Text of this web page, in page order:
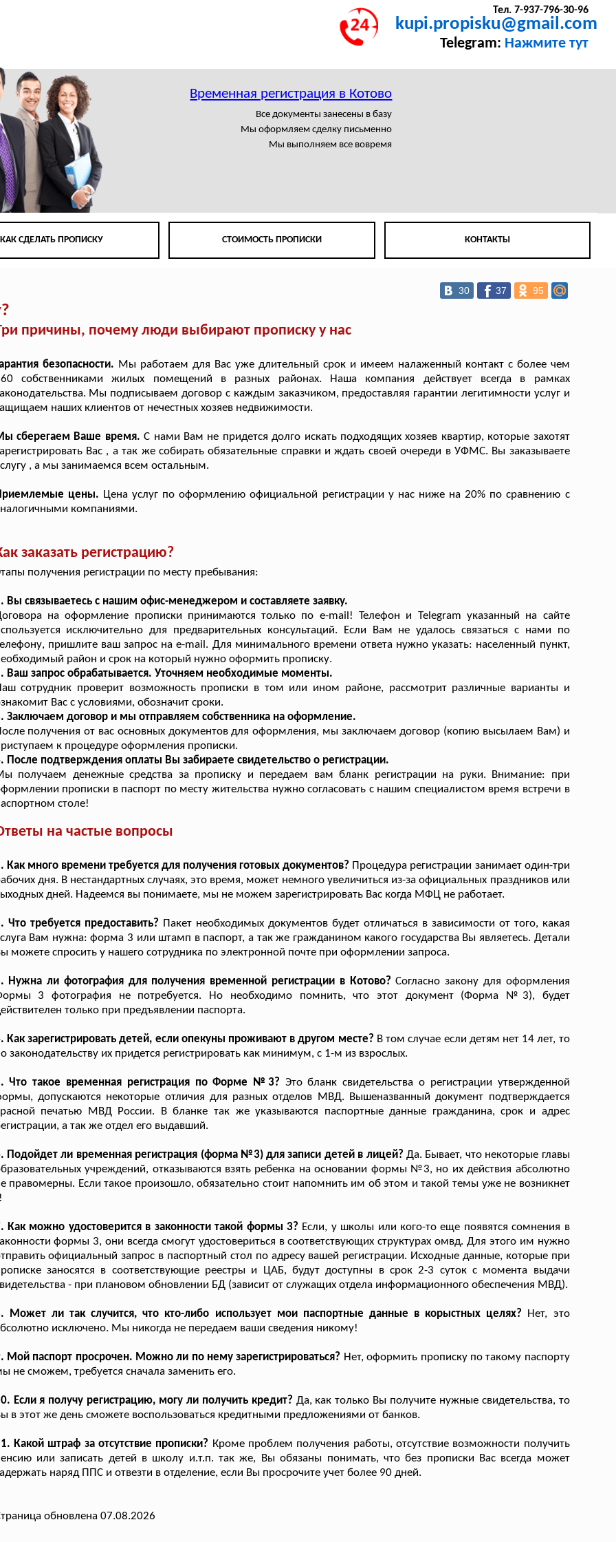
Тел. 7-937-796-30-96
kupi.propisku@gmail.com
Telegram: Нажмите тут
Временная регистрация в Котово
Все документы занесены в базу
Мы оформляем сделку письменно
Мы выполняем все вовремя
КАК СДЕЛАТЬ ПРОПИСКУ СТОИМОСТЬ ПРОПИСКИ КОНТАКТЫ
30 37 95
причины, почему люди выбирают прописку у нас
безопасности. Мы работаем для Вас уже длительный срок и имеем налаженный контакт с более чем
собственниками жилых помещений в разных районах. Наша компания действует всегда в рамках
Мы подписываем договор с каждым заказчиком, предоставляя гарантии легитимности услуг и
наших клиентов от нечестных хозяев недвижимости.
сберегаем Ваше время. С нами Вам не придется долго искать подходящих хозяев квартир, которые захотят
Вас , а так же собирать обязательные справки и ждать своей очереди в УФМС. Вы заказываете
, а мы занимаемся всем остальным.
цены. Цена услуг по оформлению официальной регистрации у нас ниже на 20% по сравнению с
компаниями.
заказать регистрацию?
получения регистрации по месту пребывания:
Вы связываетесь с нашим офис-менеджером и составляете заявку.
на оформление прописки принимаются только по e-mail! Телефон и Telegram указанный на сайте
исключительно для предварительных консультаций. Если Вам не удалось связаться с нами по
пришлите ваш запрос на e-mail. Для минимального времени ответа нужно указать: населенный пункт,
район и срок на который нужно оформить прописку.
Ваш запрос обрабатывается. Уточняем необходимые моменты.
сотрудник проверит возможность прописки в том или ином районе, рассмотрит различные варианты и
Вас с условиями, обозначит сроки.
Заключаем договор и мы отправляем собственника на оформление.
получения от вас основных документов для оформления, мы заключаем договор (копию высылаем Вам) и
к процедуре оформления прописки.
После подтверждения оплаты Вы забираете свидетельство о регистрации.
получаем денежные средства за прописку и передаем вам бланк регистрации на руки. Внимание: при
прописки в паспорт по месту жительства нужно согласовать с нашим специалистом время встречи в
столе!
на частые вопросы
Как много времени требуется для получения готовых документов? Процедура регистрации занимает один-три
дня. В нестандартных случаях, это время, может немного увеличиться из-за официальных праздников или
дней. Надеемся вы понимаете, мы не можем зарегистрировать Вас когда МФЦ не работает.
Что требуется предоставить? Пакет необходимых документов будет отличаться в зависимости от того, какая
Вам нужна: форма 3 или штамп в паспорт, а так же гражданином какого государства Вы являетесь. Детали
можете спросить у нашего сотрудника по электронной почте при оформлении запроса.
Нужна ли фотография для получения временной регистрации в Котово? Согласно закону для оформления
3 фотография не потребуется. Но необходимо помнить, что этот документ (Форма №3), будет
только при предъявлении паспорта.
Как зарегистрировать детей, если опекуны проживают в другом месте? В том случае если детям нет 14 лет, то
законодательству их придется регистрировать как минимум, с 1-м из взрослых.
Что такое временная регистрация по Форме №3? Это бланк свидетельства о регистрации утвержденной
допускаются некоторые отличия для разных отделов МВД. Вышеназванный документ подтверждается
печатью МВД России. В бланке так же указываются паспортные данные гражданина, срок и адрес
а так же отдел его выдавший.
Подойдет ли временная регистрация (форма №3) для записи детей в лицей? Да. Бывает, что некоторые главы
учреждений, отказываются взять ребенка на основании формы №3, но их действия абсолютно
правомерны. Если такое произошло, обязательно стоит напомнить им об этом и такой темы уже не возникнет
Как можно удостоверится в законности такой формы 3? Если, у школы или кого-то еще появятся сомнения в
формы 3, они всегда смогут удостовериться в соответствующих структурах омвд. Для этого им нужно
официальный запрос в паспортный стол по адресу вашей регистрации. Исходные данные, которые при
заносятся в соответствующие реестры и ЦАБ, будут доступны в срок 2-3 суток с момента выдачи
- при плановом обновлении БД (зависит от служащих отдела информационного обеспечения МВД).
Может ли так случится, что кто-либо использует мои паспортные данные в корыстных целях? Нет, это
исключено. Мы никогда не передаем ваши сведения никому!
Мой паспорт просрочен. Можно ли по нему зарегистрироваться? Нет, оформить прописку по такому паспорту
не сможем, требуется сначала заменить его.
Если я получу регистрацию, могу ли получить кредит? Да, как только Вы получите нужные свидетельства, то
в этот же день сможете воспользоваться кредитными предложениями от банков.
Какой штраф за отсутствие прописки? Кроме проблем получения работы, отсутствие возможности получить
или записать детей в школу и.т.п. так же, Вы обязаны понимать, что без прописки Вас всегда может
наряд ППС и отвезти в отделение, если Вы просрочите учет более 90 дней.
обновлена 07.08.2026